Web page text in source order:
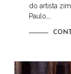
do artista
Paulo,…